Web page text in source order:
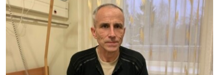
ВСЕ ЗА ДЕНЬ
СПЕЦПРОЕКТИ
ДЕПОРТАЦІЯ
ВІДЕОУРОКИ «ELIFBE»
ЯК ОБІЙТИ БЛОКУВАННЯ
Русский